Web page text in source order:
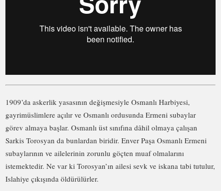
1909’da askerlik yasasının değişmesiyle Osmanlı Harbiyesi,
gayrimüslimlere açılır ve Osmanlı ordusunda Ermeni subaylar
görev almaya başlar. Osmanlı üst sınıfına dâhil olmaya çalışan
Sarkis Torosyan da bunlardan biridir. Enver Paşa Osmanlı Ermeni
subaylarının ve ailelerinin zorunlu göçten muaf olmalarını
istemektedir. Ne var ki Torosyan’ın ailesi sevk ve iskana tabi tutulur,
Islahiye çıkışında öldürülürler.